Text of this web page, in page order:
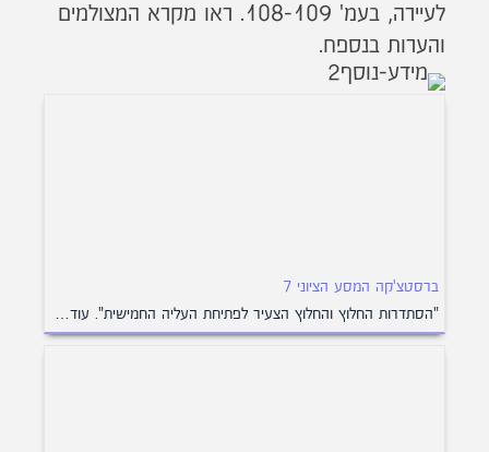
לעיירה, בעמ' 108-109. ראו מקרא המצולמים
והערות בנספח.
ברסטצ'קה המסע הציוני 7
"הסתדרות החלוץ והחלוץ הצעיר לפתיחת העליה החמישית". עוד…